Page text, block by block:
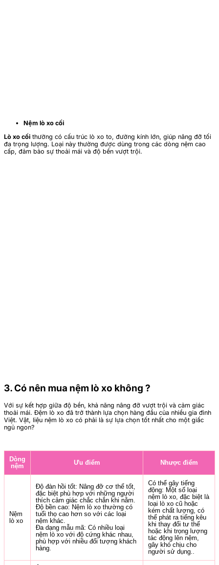
Nệm lò xo cối
Lò xo cối thường có cấu trúc lò xo to, đường kính lớn, giúp nâng đỡ tối
đa trọng lượng. Loại này thường được dùng trong các dòng nệm cao
cấp, đảm bảo sự thoải mái và độ bền vượt trội.
3. Có nên mua nệm lò xo không ?
Với sự kết hợp giữa độ bền, khả năng nâng đỡ vượt trội và cảm giác
thoải mái. Đệm lò xo đã trở thành lựa chọn hàng đầu của nhiều gia đình
Việt. Vật, liệu nệm lò xo có phải là sự lựa chọn tốt nhất cho một giấc
ngủ ngon?
Dòng
nệm
Ưu điểm Nhược điểm
Nệm
lò xo
Độ đàn hồi tốt: Nâng đỡ cơ thể tốt,
đặc biệt phù hợp với những người
thích cảm giác chắc chắn khi nằm.
Độ bền cao: Nệm lò xo thường có
tuổi thọ cao hơn so với các loại
nệm khác.
Đa dạng mẫu mã: Có nhiều loại
nệm lò xo với độ cứng khác nhau,
phù hợp với nhiều đối tượng khách
hàng.
Có thể gây tiếng
động: Một số loại
nệm lò xo, đặc biệt là
loại lò xo cũ hoặc
kém chất lượng, có
thể phát ra tiếng kêu
khi thay đổi tư thế
hoặc khi trọng lượng
tác động lên nệm,
gây khó chịu cho
người sử dụng..